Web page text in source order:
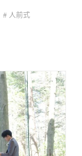
人前式